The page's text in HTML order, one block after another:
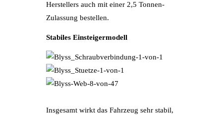
Herstellers auch mit einer 2,5 Tonnen-
Zulassung bestellen.
Stabiles Einsteigermodell
Insgesamt wirkt das Fahrzeug sehr stabil,